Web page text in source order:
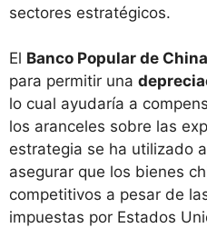
sectores estratégicos.
El Banco Popular de China
para permitir una
lo cual ayudaría a
los aranceles sobre las
estrategia se ha utilizado
asegurar que los bienes
competitivos a pesar de
impuestas por Estados